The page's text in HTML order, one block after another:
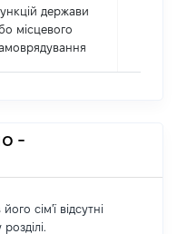
держави
місцевого
-
сім'ї відсутні